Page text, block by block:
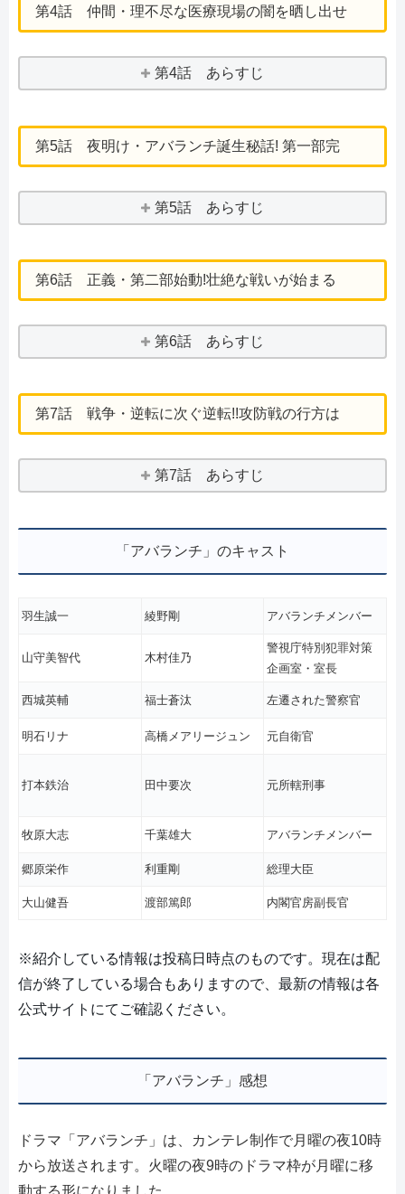
第4話 仲間・理不尽な医療現場の闇を晒し出せ
第4話 あらすじ
第5話 夜明け・アバランチ誕生秘話! 第一部完
第5話 あらすじ
第6話 正義・第二部始動!壮絶な戦いが始まる
第6話 あらすじ
第7話 戦争・逆転に次ぐ逆転!!攻防戦の行方は
第7話 あらすじ
「アバランチ」のキャスト
羽生誠一 綾野剛 アバランチメンバー
山守美智代 木村佳乃
警視庁特別犯罪対策
企画室・室長
西城英輔 福士蒼汰 左遷された警察官
明石リナ 高橋メアリージュン 元自衛官
打本鉄治 田中要次 元所轄刑事
牧原大志 千葉雄大 アバランチメンバー
郷原栄作 利重剛 総理大臣
大山健吾 渡部篤郎 内閣官房副長官
※紹介している情報は投稿日時点のものです。現在は配
信が終了している場合もありますので、最新の情報は各
公式サイトにてご確認ください。
「アバランチ」感想
ドラマ「アバランチ」は、カンテレ制作で月曜の夜10時
から放送されます。火曜の夜9時のドラマ枠が月曜に移
動する形になりました。